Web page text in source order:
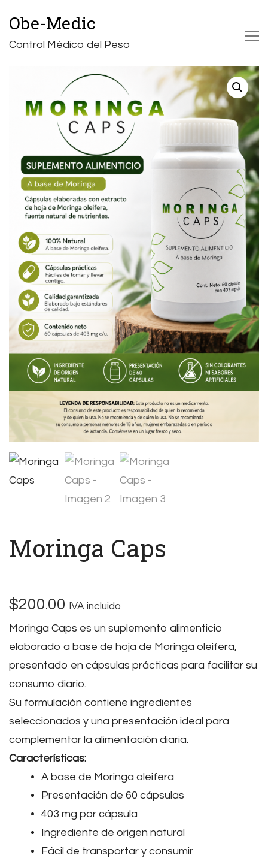
Obe-Medic
Control Médico del Peso
Moringa Caps
$200.00 IVA incluido
Moringa Caps es un suplemento alimenticio
elaborado a base de hoja de Moringa oleifera,
presentado en cápsulas prácticas para facilitar su
consumo diario.
Su formulación contiene ingredientes
seleccionados y una presentación ideal para
complementar la alimentación diaria.
Características:
A base de Moringa oleifera
Presentación de 60 cápsulas
403 mg por cápsula
Ingrediente de origen natural
Fácil de transportar y consumir